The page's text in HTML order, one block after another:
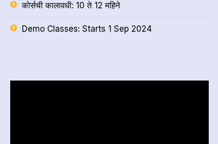
कोर्सची कालावधी: 10 ते 12 महिने
Demo Classes: Starts 1 Sep 2024